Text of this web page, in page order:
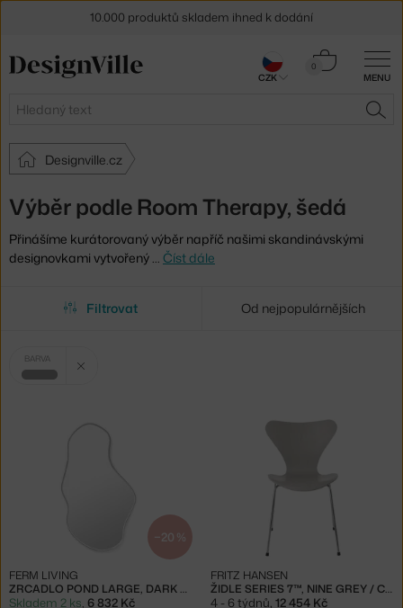
MENU
Hledat
0
Košík
Designville.cz
Výběr podle Room Therapy, šedá
Přinášíme kurátorovaný výběr napříč našimi skandinávskými
designovkami vytvořený … Číst dále
Filtrovat Od nejpopulárnějších
Vybrané
filtry:
BARVA
šedá
−20 %
ZRCADLO POND LARGE, DARK CHROME
FERM LIVING
Skladem 2 ks 6 832 Kč
ŽIDLE SERIES 7™, NINE GREY / CHROM
FRITZ HANSEN
4 - 6 týdnů 12 454 Kč
10.000 produktů skladem ihned k dodání
Sleva 5 % pro odběratele
CZK